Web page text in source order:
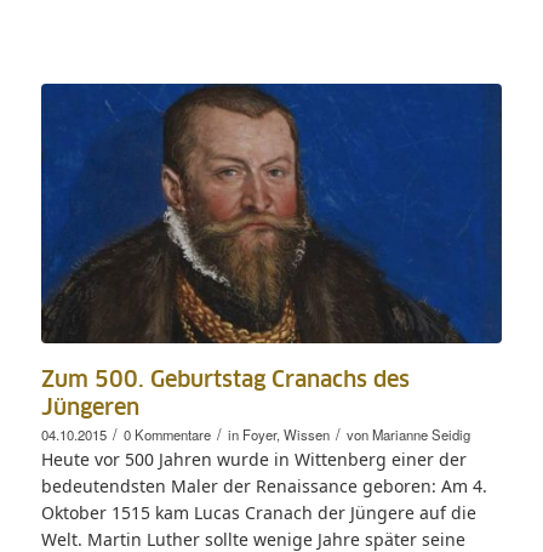
Zum 500. Geburtstag Cranachs des
Jüngeren
04.10.2015 / 0 Kommentare / in Foyer, Wissen / vonMarianne Seidig
Heute vor 500 Jahren wurde in Wittenberg einer der
bedeutendsten Maler der Renaissance geboren: Am 4.
Oktober 1515 kam Lucas Cranach der Jüngere auf die
Welt. Martin Luther sollte wenige Jahre später seine